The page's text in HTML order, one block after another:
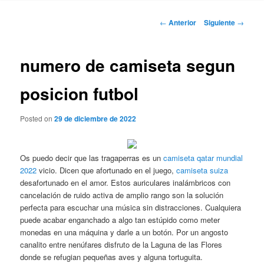
Navegación
← Anterior Siguiente →
numero de camiseta segun
posicion futbol
Posted on29 de diciembre de 2022
Os puedo decir que las tragaperras es uncamiseta qatar mundial
2022 vicio. Dicen que afortunado en el juego,camiseta suiza
desafortunado en el amor. Estos auriculares inalámbricos con
cancelación de ruido activa de amplio rango son la solución
perfecta para escuchar una música sin distracciones. Cualquiera
puede acabar enganchado a algo tan estúpido como meter
monedas en una máquina y darle a un botón. Por un angosto
canalito entre nenúfares disfruto de la Laguna de las Flores
donde se refugian pequeñas aves y alguna tortuguita.